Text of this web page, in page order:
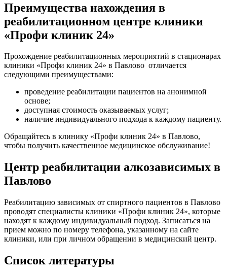
Преимущества нахождения в
реабилитационном центре клиники
«Профи клиник 24»
Прохождение реабилитационных мероприятий в стационарах
клиники «Профи клиник 24» в Павлово отличается
следующими преимуществами:
проведение реабилитации пациентов на анонимной
основе;
доступная стоимость оказываемых услуг;
наличие индивидуального подхода к каждому пациенту.
Обращайтесь в клинику «Профи клиник 24» в Павлово,
чтобы получить качественное медицинское обслуживание!
Центр реабилитации алкозависимых в
Павлово
Реабилитацию зависимых от спиртного пациентов в Павлово
проводят специалисты клиники «Профи клиник 24», которые
находят к каждому индивидуальный подход. Записаться на
прием можно по номеру телефона, указанному на сайте
клиники, или при личном обращении в медицинский центр.
Список литературы